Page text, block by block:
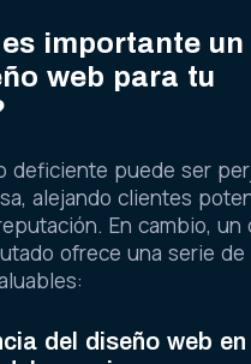
importante un
web para tu
deficiente puede ser
alejando clientes
En cambio, un
ofrece una serie de
del diseño web